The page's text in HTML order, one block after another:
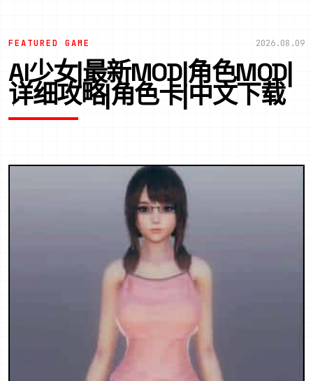
FEATURED GAME 2026.08.09
AI少女|最新MOD|角色MOD|
详细攻略|角色卡|中文下载